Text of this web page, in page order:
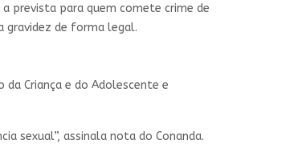
prevista para quem comete crime de
gravidez de forma legal.
Criança e do Adolescente e
sexual”, assinala nota do Conanda.